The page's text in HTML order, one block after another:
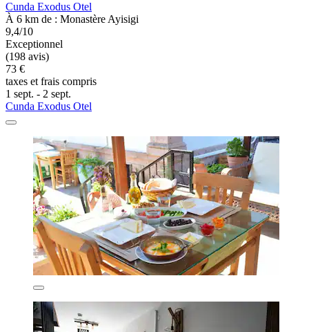
Cunda Exodus Otel
À 6 km de : Monastère Ayisigi
9,4/10
Exceptionnel
(198 avis)
73 €
taxes et frais compris
1 sept. - 2 sept.
Cunda Exodus Otel